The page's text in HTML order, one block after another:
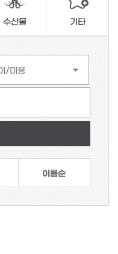
수산물 기타
이름순